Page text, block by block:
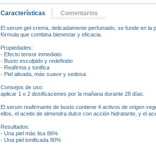
Características Comentarios
El serum gel-crema, delicadamente perfumado, se funde en
fórmula que combina bienestar y eficacia.
Propiedades:
- Efecto tensor inmediato
- Busto esculpido y redefinido
- Reafirma y tonifica
- Piel alisada, más suave y sedosa
Consejos de uso:
aplicar 1 o 2 dosificaciones por la mañana durante 28 días.
El serum reafirmante de busto contiene 4 activos de origen
ellos, el aceite de almendra dulce con acción hidratante, y el
Resultados:
- Una piel más lisa 86%
- Una piel tonificada 90%